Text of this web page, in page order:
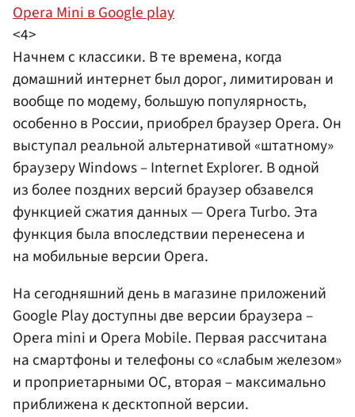
Opera Mini в Google play
<4>
Начнем с классики. В те времена, когда
домашний интернет был дорог, лимитирован и
вообще по модему, большую популярность,
особенно в России, приобрел браузер Opera. Он
выступал реальной альтернативой «штатному»
браузеру Windows – Internet Explorer. В одной
из более поздних версий браузер обзавелся
функцией сжатия данных — Opera Turbo. Эта
функция была впоследствии перенесена и
на мобильные версии Opera.
На сегодняшний день в магазине приложений
Google Play доступны две версии браузера –
Opera mini и Opera Mobile. Первая рассчитана
на смартфоны и телефоны со «слабым железом»
и проприетарными ОС, вторая – максимально
приближена к десктопной версии.